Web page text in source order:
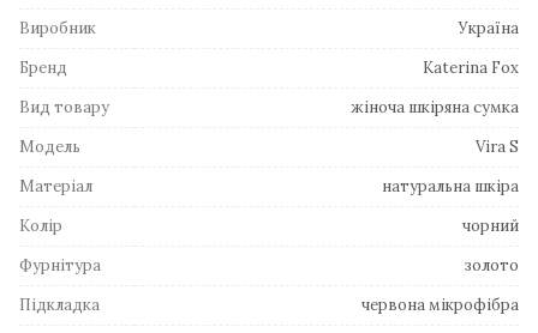
Виробник
Україна
Бренд
Katerina Fox
Вид товару
жіноча шкіряна сумка
Модель
Vira S
Матеріал
натуральна шкіра
Колір
чорний
Фурнітура
золото
Підкладка
червона мікрофібра